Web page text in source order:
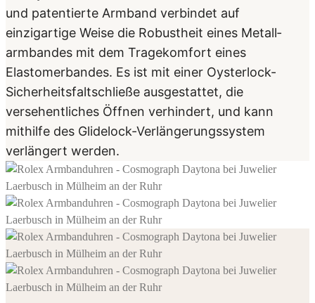
und patentierte Armband verbindet auf
einzigartige Weise die Robustheit eines Metall­
armbandes mit dem Tragekomfort eines
Elastomerbandes. Es ist mit einer Oysterlock-
Sicherheits­faltschließe ausgestattet, die
versehentliches Öffnen verhindert, und kann
mithilfe des Glidelock-Verlängerungssystem
verlängert werden.